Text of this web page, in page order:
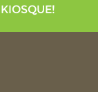
KIOSQUE!